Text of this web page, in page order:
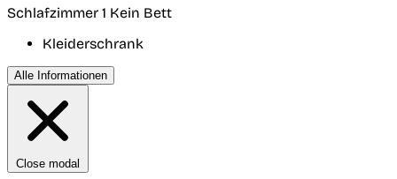
Schlafzimmer 1 Kein Bett
Kleiderschrank
Alle Informationen
Close modal